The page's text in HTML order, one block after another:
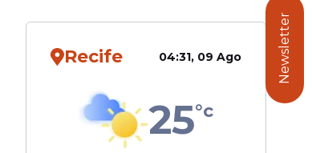
Recife 04:31, 09 Ago
25°c
Newsletter